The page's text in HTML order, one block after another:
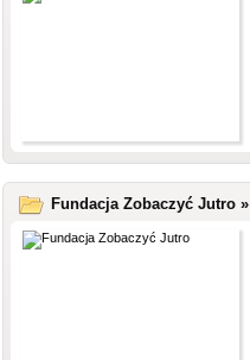
Fundacja Zobaczyć Jutro »